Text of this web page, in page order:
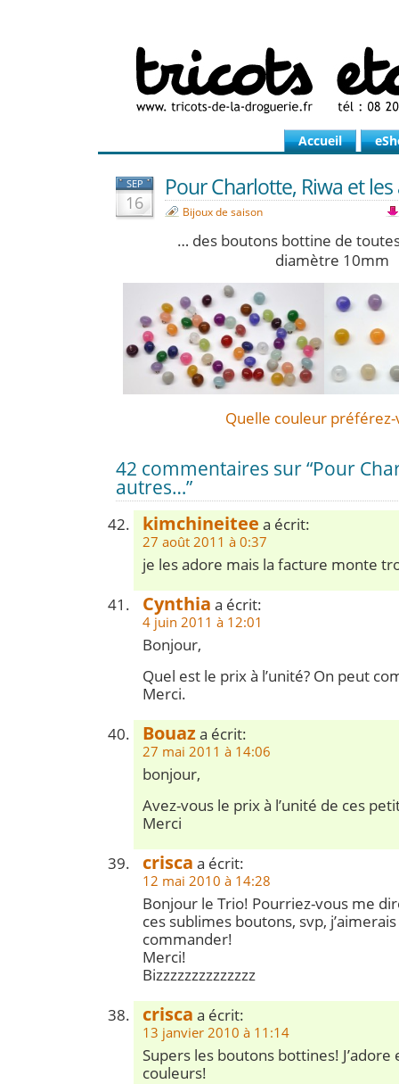
Accueil
SEP
16
Pour Charlotte, Riwa et
Bijoux de saison
… des boutons bottine de
diamètre 10mm
Quelle couleur préférez-
42 commentaires sur “Pour
autres…”
kimchineitee a écrit:
27 août 2011 à 0:37
je les adore mais la facture monte
Cynthia a écrit:
4 juin 2011 à 12:01
Bonjour,
Quel est le prix à l’unité? On peut
Merci.
Bouaza écrit:
27 mai 2011 à 14:06
bonjour,
Avez-vous le prix à l’unité de ces
Merci
crisca a écrit:
12 mai 2010 à 14:28
Bonjour le Trio! Pourriez-vous me
ces sublimes boutons, svp,
commander!
Merci!
Bizzzzzzzzzzzzzz
crisca a écrit:
13 janvier 2010 à 11:14
Supers les boutons bottines!
couleurs!